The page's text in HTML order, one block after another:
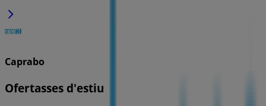
Caprabo
Ofertasses d'estiu